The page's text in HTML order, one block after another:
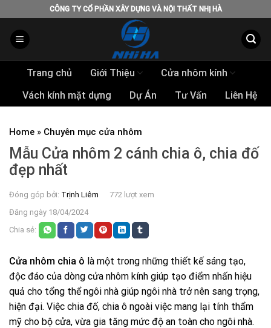
to
content
CÔNG TY CỔ PHẦN XÂY DỰNG VÀ NỘI THẤT NHỊ HÀ
Trang chủ Giới Thiệu
Cửa nhôm kính
Vách kính mặt dựng
Dự Án Tư Vấn Liên Hệ
Home » Chuyên mục cửa nhôm
Mẫu Cửa nhôm 2 cánh chia ô, chia đố
đẹp nhất
Đóng góp bởi: Trịnh Liêm
772 lượt xem
Đăng ngày 18/04/2024
Chia sẻ:
Cửa nhôm chia ô là một trong những thiết kế sáng tạo,
độc đáo của dòng cửa nhôm kính giúp tạo điểm nhấn hiệu
quả cho tổng thể ngôi nhà giúp ngôi nhà trở nên sang trọng,
hiện đại. Việc chia đố, chia ô ngoài việc mang lại tính thẩm
mỹ cho bộ cửa, vừa gia tăng mức độ an toàn cho ngôi nhà.